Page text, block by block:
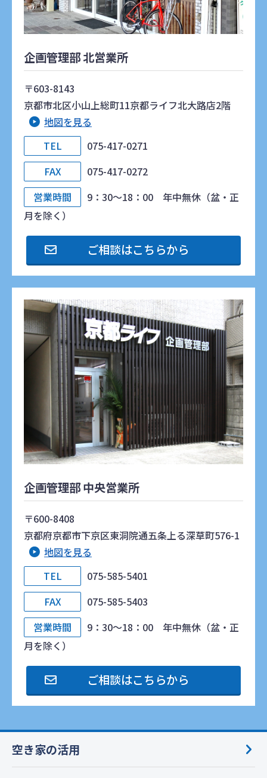
企画管理部 北営業所
〒603-8143
京都市北区小山上総町11京都ライフ北大路店2階
地図を見る
TEL
075-417-0271
FAX
075-417-0272
営業時間
9：30～18：00 年中無休（盆・正
月を除く）
ご相談はこちらから
企画管理部 中央営業所
〒600-8408
京都府京都市下京区東洞院通五条上る深草町576-1
地図を見る
TEL
075-585-5401
FAX
075-585-5403
営業時間
9：30～18：00 年中無休（盆・正
月を除く）
ご相談はこちらから
空き家の活用